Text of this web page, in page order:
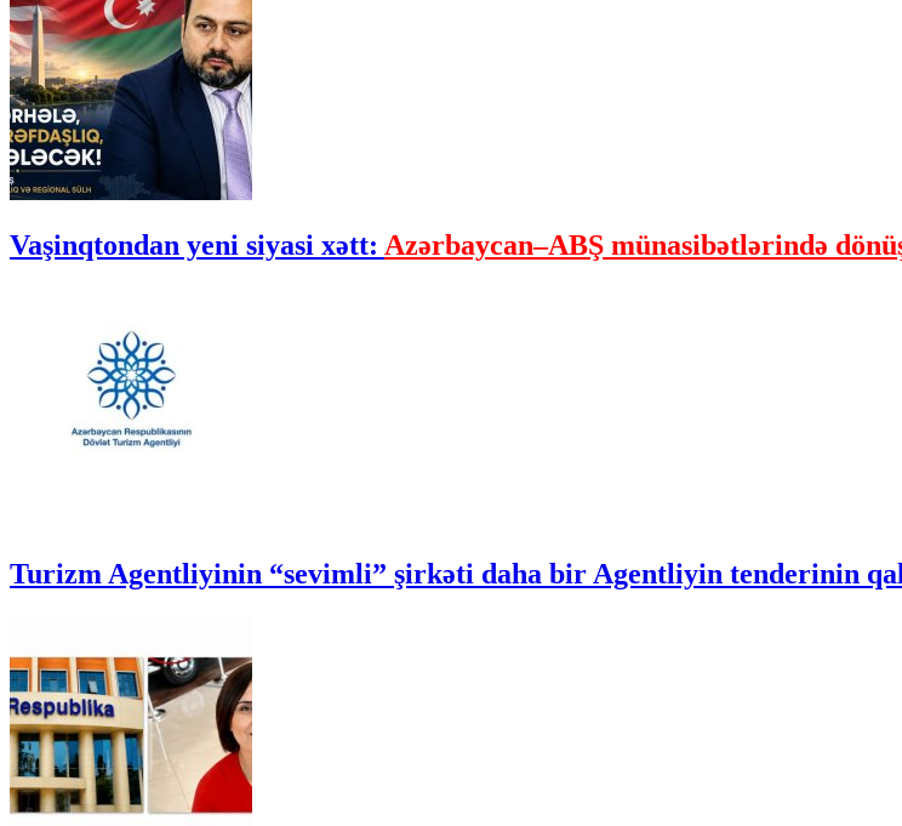
Vaşinqtondan yeni siyasi xətt: Azərbaycan–ABŞ münasibətlərində
Turizm Agentliyinin “sevimli” şirkəti daha bir Agentliyin tenderinin